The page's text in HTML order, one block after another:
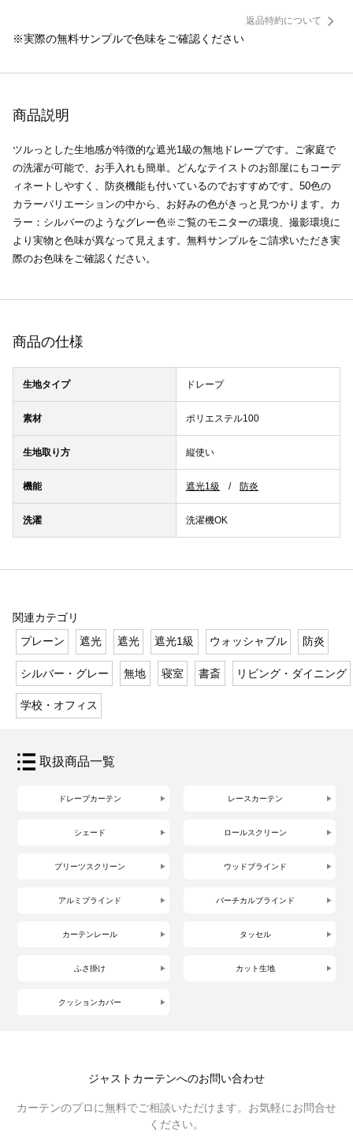
返品特約について
※実際の無料サンプルで色味をご確認ください
商品説明
ツルっとした生地感が特徴的な遮光1級の無地ドレープです。ご家庭で
の洗濯が可能で、お手入れも簡単。どんなテイストのお部屋にもコーデ
ィネートしやすく、防炎機能も付いているのでおすすめです。50色の
カラーバリエーションの中から、お好みの色がきっと見つかります。カ
ラー：シルバーのようなグレー色※ご覧のモニターの環境、撮影環境に
より実物と色味が異なって見えます。無料サンプルをご請求いただき実
際のお色味をご確認ください。
商品の仕様
生地タイプ ドレープ
素材 ポリエステル100
生地取り方 縦使い
機能 遮光1級 防炎
洗濯 洗濯機OK
関連カテゴリ
プレーン
遮光 遮光 遮光1級 ウォッシャブル 防炎
シルバー・グレー 無地 寝室 書斎 リビング・ダイニング
学校・オフィス
取扱商品一覧
ドレープカーテン レースカーテン
シェード ロールスクリーン
プリーツスクリーン ウッドブラインド
アルミブラインド バーチカルブラインド
カーテンレール タッセル
ふさ掛け カット生地
クッションカバー
ジャストカーテンへのお問い合わせ
カーテンのプロに無料でご相談いただけます。お気軽にお問合せ
ください。